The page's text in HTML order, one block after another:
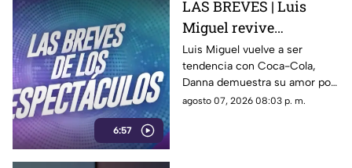
6:57
LAS BREVES | Luis
Miguel revive
nostalgia, Danna canta
tema de Belinda y Paul
Alone estrena disco
Luis Miguel vuelve a ser
tendencia con Coca-Cola,
Danna demuestra su amor por
Belinda y Paul Alone revela los
agosto 07, 2026 08:03 p. m.